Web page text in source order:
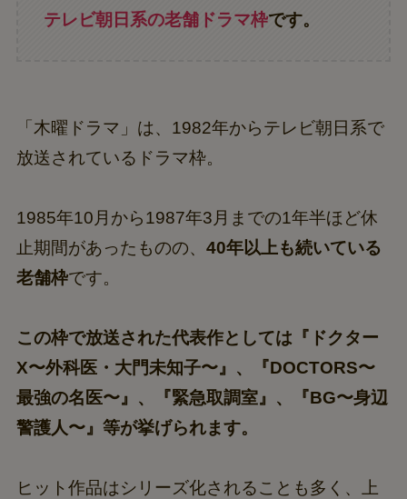
テレビ朝日系の老舗ドラマ枠です。
「木曜ドラマ」は、1982年からテレビ朝日系で
放送されているドラマ枠。
1985年10月から1987年3月までの1年半ほど休
止期間があったものの、 40年以上も続いている
老舗枠です。
この枠で放送された代表作としては『ドクター
X〜外科医・大門未知子〜』、『DOCTORS〜
最強の名医〜』、『緊急取調室』、『BG〜身辺
警護人〜』等が挙げられます。
ヒット作品はシリーズ化されることも多く、上